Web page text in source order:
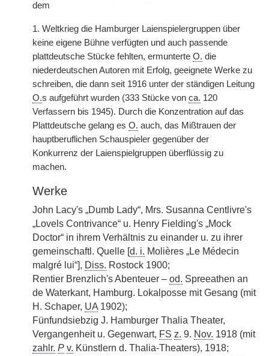
dem
1. Weltkrieg die Hamburger Laienspielergruppen über
keine eigene Bühne verfügten und auch passende
plattdeutsche Stücke fehlten, ermunterte O. die
niederdeutschen Autoren mit Erfolg, geeignete Werke zu
schreiben, die dann seit 1916 unter der ständigen Leitung
O.s aufgeführt wurden (333 Stücke von ca. 120
Verfassern bis 1945). Durch die Konzentration auf das
Plattdeutsche gelang es O. auch, das Mißtrauen der
hauptberuflichen Schauspieler gegenüber der
Konkurrenz der Laienspielgruppen überflüssig zu
machen.
Werke
John Lacy's „Dumb Lady“, Mrs. Susanna Centlivre's
„Lovels Contrivance“ u. Henry Fielding's „Mock
Doctor“ in ihrem Verhältnis zu einander u. zu ihrer
gemeinschaftl. Quelle [d. i. Molières „Le Médecin
malgré lui“], Diss. Rostock 1900;
Rentier Brenzlich's Abenteuer – od. Spreeathen an
de Waterkant, Hamburg. Lokalposse mit Gesang (mit
H. Schaper, UA 1902);
Fünfundsiebzig J. Hamburger Thalia Theater,
Vergangenheit u. Gegenwart, FS z. 9. Nov. 1918 (mit
zahlr. P v. Künstlern d. Thalia-Theaters), 1918;